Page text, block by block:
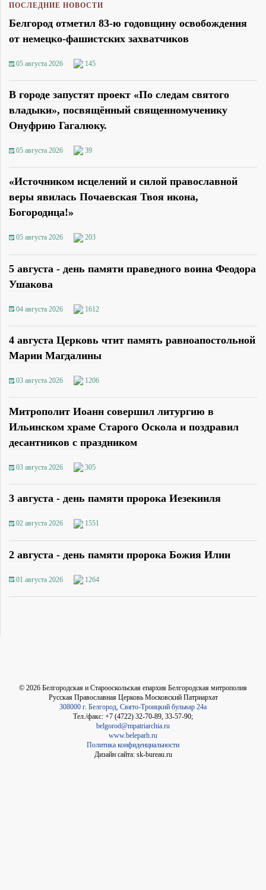
ПОСЛЕДНИЕ НОВОСТИ
Белгород отметил 83-ю годовщину освобождения
от немецко-фашистских захватчиков
05 августа 2026 145
В городе запустят проект «По следам святого
владыки», посвящённый священномученику
Онуфрию Гагалюку.
05 августа 2026 39
«Источником исцелений и силой православной
веры явилась Почаевская Твоя икона,
Богородица!»
05 августа 2026 203
5 августа - день памяти праведного воина Феодора
Ушакова
04 августа 2026 1612
4 августа Церковь чтит память равноапостольной
Марии Магдалины
03 августа 2026 1206
Митрополит Иоанн совершил литургию в
Ильинском храме Старого Оскола и поздравил
десантников с праздником
03 августа 2026 305
3 августа - день памяти пророка Иезекииля
02 августа 2026 1551
2 августа - день памяти пророка Божия Илии
01 августа 2026 1264
© 2026 Белгородская и Старооскольская епархия Белгородская митрополия
Русская Православная Церковь Московский Патриархат
308000 г. Белгород, Свято-Троицкий бульвар 24а
Тел./факс: +7 (4722) 32-70-89, 33-57-90;
belgorod@mpatriarchia.ru
www.beleparh.ru
Политика конфиденциальности
Дизайн сайта: sk-bureau.ru